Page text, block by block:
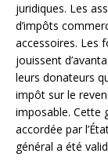
juridiques. Les
d’impôts
accessoires. Les
jouissent
leurs donateurs
impôt sur le
imposable. Cette
accordée par
général a été